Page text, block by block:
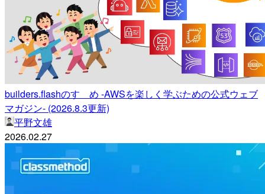
builders.flashのすゝめ -AWSを楽しく学ぶための公式ウェブ
マガジン- (2026.8.3更新)
平野文雄
2026.02.27